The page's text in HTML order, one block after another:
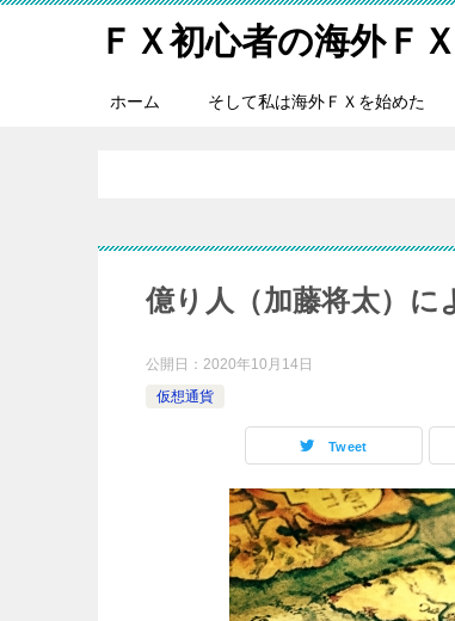
ＦＸ初心者の海外Ｆ
ホーム そして私は海外ＦＸを始めた
億り人（加藤将太）に
公開日： 2020年10月14日
仮想通貨
Tweet